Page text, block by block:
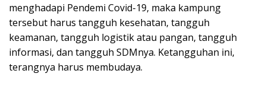
menghadapi Pendemi Covid-19, maka kampung
tersebut harus tangguh kesehatan, tangguh
keamanan, tangguh logistik atau pangan, tangguh
informasi, dan tangguh SDMnya. Ketangguhan ini,
terangnya harus membudaya.